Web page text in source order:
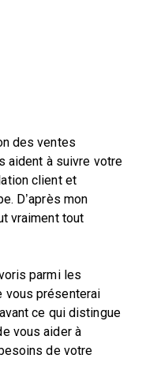
des ventes
aident à suivre votre
client et
D’après mon
vraiment tout
parmi les
vous présenterai
ce qui distingue
vous aider à
de votre